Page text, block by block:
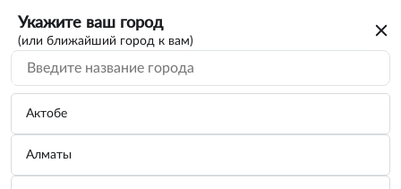
Укажите ваш город
(или ближайший город к вам)
Актобе
Алматы